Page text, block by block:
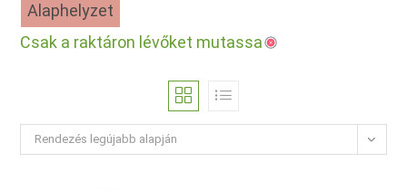
Alaphelyzet
Csak a raktáron lévőket mutassa
Rendezés legújabb alapján